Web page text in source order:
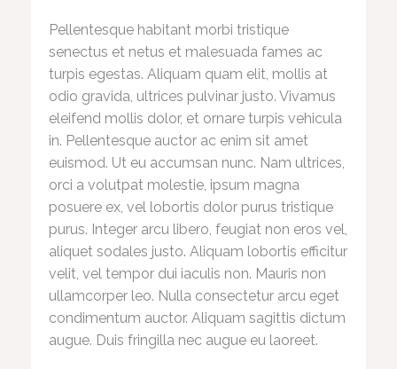
Pellentesque habitant morbi tristique
senectus et netus et malesuada fames ac
turpis egestas. Aliquam quam elit, mollis at
odio gravida, ultrices pulvinar justo. Vivamus
eleifend mollis dolor, et ornare turpis vehicula
in. Pellentesque auctor ac enim sit amet
euismod. Ut eu accumsan nunc. Nam ultrices,
orci a volutpat molestie, ipsum magna
posuere ex, vel lobortis dolor purus tristique
purus. Integer arcu libero, feugiat non eros vel,
aliquet sodales justo. Aliquam lobortis efficitur
velit, vel tempor dui iaculis non. Mauris non
ullamcorper leo. Nulla consectetur arcu eget
condimentum auctor. Aliquam sagittis dictum
augue. Duis fringilla nec augue eu laoreet.